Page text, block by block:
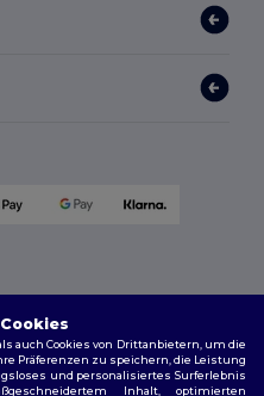
auch Cookies von Drittanbietern, um die
Präferenzen zu speichern, die Leistung
und personalisiertes Surferlebnis
Inhalt, optimierten